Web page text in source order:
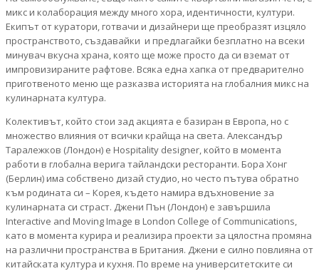
микс и колаборация между много хора, идентичности, култури.
Екипът от куратори, готвачи и дизайнери ще преобразят изцяло
пространството, създавайки и предлагайки безплатно на всеки
минувач вкусна храна, която ще може просто да си вземат от
импровизираните рафтове. Всяка една хапка от предварително
приготвеното меню ще разказва историята на глобалния микс на
кулинарната култура.
Колективът, който стои зад акцията е базиран в Европа, но с
множество влияния от всички крайща на света. Александър
Таралежков (Лондон) е Hospitality designer, който в момента
работи в глобална верига тайландски ресторанти. Бора Хонг
(Берлин) има собствено дизай студио, но често пътува обратно
към родината си – Корея, където намира вдъхновение за
кулинарната си страст. Джени Пън (Лондон) е завършила
Interactive and Moving Image в London College of Communications,
като в момента курира и реализира проекти за цялостна промяна
на различни пространства в Британия. Джени е силно повлияна от
китайската култура и кухня. По време на университетските си